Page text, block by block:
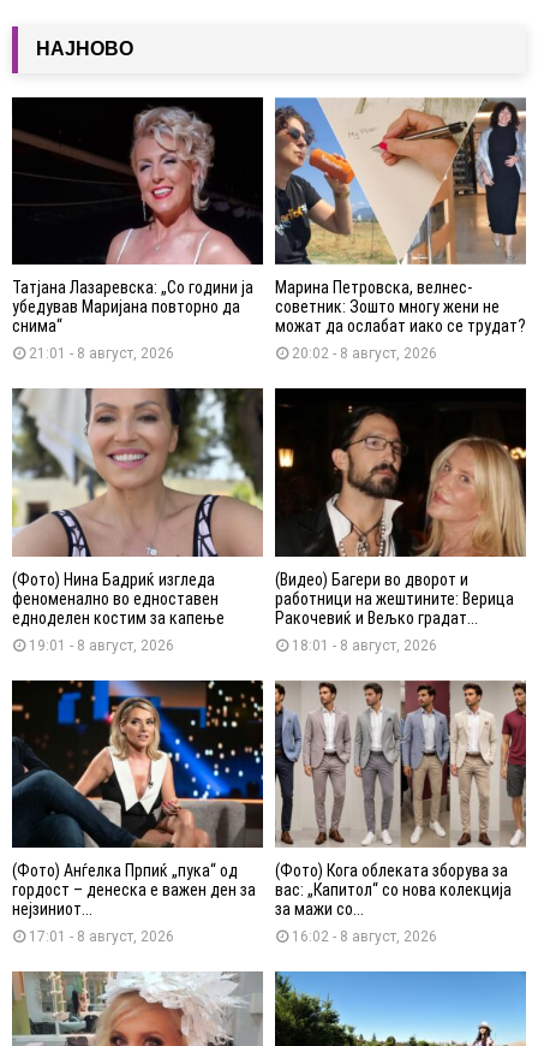
НАЈНОВО
Татјана Лазаревска: „Со години ја
убедував Маријана повторно да
снима“
21:01 - 8 август, 2026
Марина Петровска, велнес-
советник: Зошто многу жени не
можат да ослабат иако се трудат?
20:02 - 8 август, 2026
(Фото) Нина Бадриќ изгледа
феноменално во едноставен
едноделен костим за капење
19:01 - 8 август, 2026
(Видео) Багери во дворот и
работници на жештините: Верица
Ракочевиќ и Вељко градат...
18:01 - 8 август, 2026
(Фото) Анѓелка Прпиќ „пука“ од
гордост – денеска е важен ден за
нејзиниот...
17:01 - 8 август, 2026
(Фото) Кога облеката зборува за
вас: „Капитол“ со нова колекција
за мажи со...
16:02 - 8 август, 2026